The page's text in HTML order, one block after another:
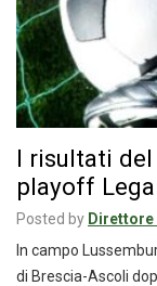
I risultati
playoff
Posted by Direttore
In campo
di Brescia-Ascoli